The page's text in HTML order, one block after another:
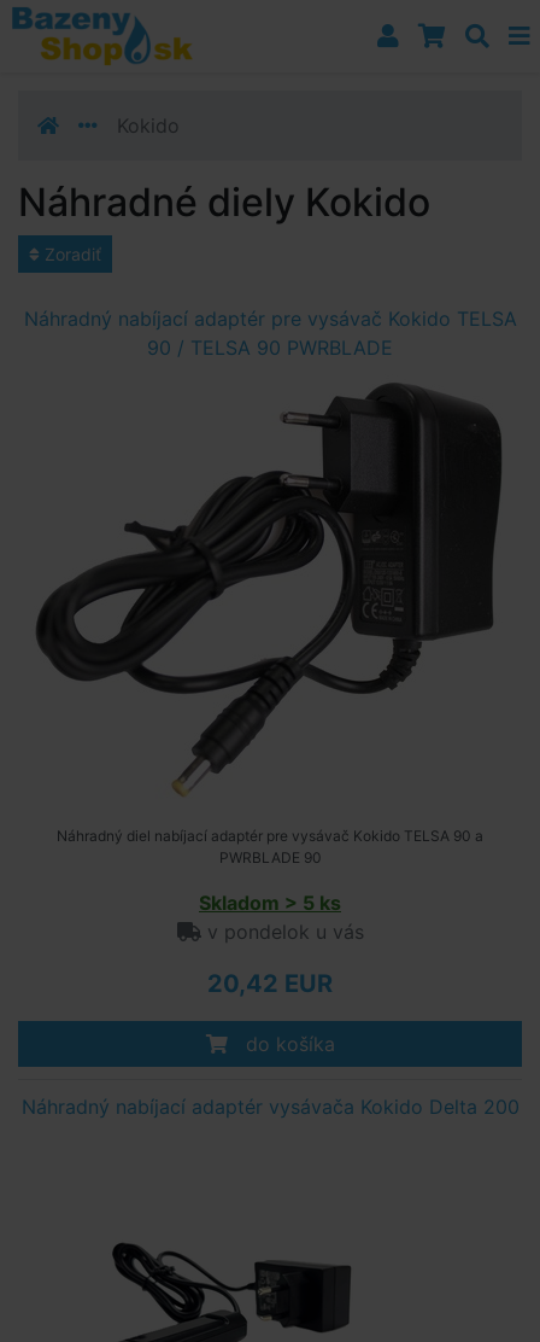
Prejsť k navigácii
Prejsť na obsah
Prejsť k bočnému stĺpci
Kokido
Náhradné diely Kokido
Zoradiť
Náhradný nabíjací adaptér pre vysávač Kokido TELSA
90 / TELSA 90 PWRBLADE
Náhradný diel nabíjací adaptér pre vysávač Kokido TELSA 90 a
PWRBLADE 90
Skladom > 5 ks
v pondelok u vás
20,42 EUR
do košíka
Náhradný nabíjací adaptér vysávača Kokido Delta 200